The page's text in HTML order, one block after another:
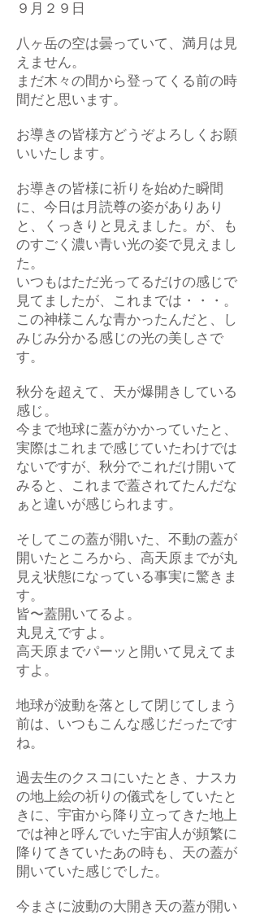
９月２９日
八ヶ岳の空は曇っていて、満月は見
えません。
まだ木々の間から登ってくる前の時
間だと思います。
お導きの皆様方どうぞよろしくお願
いいたします。
お導きの皆様に祈りを始めた瞬間
に、今日は月読尊の姿がありあり
と、くっきりと見えました。が、も
のすごく濃い青い光の姿で見えまし
た。
いつもはただ光ってるだけの感じで
見てましたが、これまでは・・・。
この神様こんな青かったんだと、し
みじみ分かる感じの光の美しさで
す。
秋分を超えて、天が爆開きしている
感じ。
今まで地球に蓋がかかっていたと、
実際はこれまで感じていたわけでは
ないですが、秋分でこれだけ開いて
みると、これまで蓋されてたんだな
ぁと違いが感じられます。
そしてこの蓋が開いた、不動の蓋が
開いたところから、高天原までが丸
見え状態になっている事実に驚きま
す。
皆〜蓋開いてるよ。
丸見えですよ。
高天原までパーッと開いて見えてま
すよ。
地球が波動を落として閉じてしまう
前は、いつもこんな感じだったです
ね。
過去生のクスコにいたとき、ナスカ
の地上絵の祈りの儀式をしていたと
きに、宇宙から降り立ってきた地上
では神と呼んでいた宇宙人が頻繁に
降りてきていたあの時も、天の蓋が
開いていた感じでした。
今まさに波動の大開き天の蓋が開い